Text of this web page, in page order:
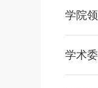
学院
学术